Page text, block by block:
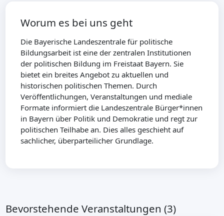
Worum es bei uns geht
Die Bayerische Landeszentrale für politische
Bildungsarbeit ist eine der zentralen Institutionen
der politischen Bildung im Freistaat Bayern. Sie
bietet ein breites Angebot zu aktuellen und
historischen politischen Themen. Durch
Veröffentlichungen, Veranstaltungen und mediale
Formate informiert die Landeszentrale Bürger*innen
in Bayern über Politik und Demokratie und regt zur
politischen Teilhabe an. Dies alles geschieht auf
sachlicher, überparteilicher Grundlage.
Bevorstehende Veranstaltungen (3)